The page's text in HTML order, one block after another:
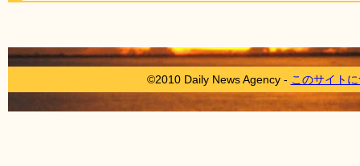
©2010 Daily News Agency - このサイト